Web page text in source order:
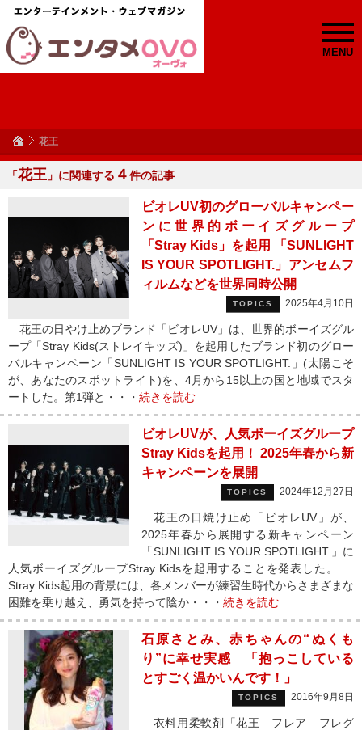
MENU
花王
「花王 」に関連する ４件の記事
ビオレUV初のグローバルキャンペー
ンに世界的ボーイズグループ
「Stray Kids」を起用 「SUNLIGHT
IS YOUR SPOTLIGHT.」アンセムフ
ィルムなどを世界同時公開
TOPICS 2025年4月10日
花王の日やけ止めブランド「ビオレUV」は、世界的ボーイズグル
ープ「Stray Kids(ストレイキッズ)」を起用したブランド初のグロー
バルキャンペーン「SUNLIGHT IS YOUR SPOTLIGHT.」(太陽こそ
が、あなたのスポットライト)を、4月から15以上の国と地域でスタ
ートした。第1弾と・・・ 続きを読む
ビオレUVが、人気ボーイズグループ
Stray Kidsを起用！ 2025年春から新
キャンペーンを展開
TOPICS 2024年12月27日
花王の日焼け止め「ビオレUV」が、
2025年春から展開する新キャンペーン
「SUNLIGHT IS YOUR SPOTLIGHT.」に
人気ボーイズグループStray Kidsを起用することを発表した。
Stray Kids起用の背景には、各メンバーが練習生時代からさまざまな
困難を乗り越え、勇気を持って陰か・・・ 続きを読む
石原さとみ、赤ちゃんの“ぬくも
り”に幸せ実感 「抱っこしている
とすごく温かいんです！」
TOPICS 2016年9月8日
衣料用柔軟剤「花王 フレア フレグ